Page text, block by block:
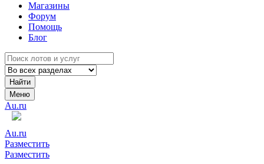
Магазины
Форум
Помощь
Блог
Найти
Меню
Au.ru
Au.ru
Разместить
Разместить